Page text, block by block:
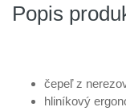
Popis
čepeľ z
hliníkový